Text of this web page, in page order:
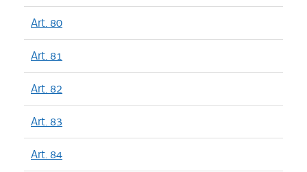
Art. 80
Art. 81
Art. 82
Art. 83
Art. 84